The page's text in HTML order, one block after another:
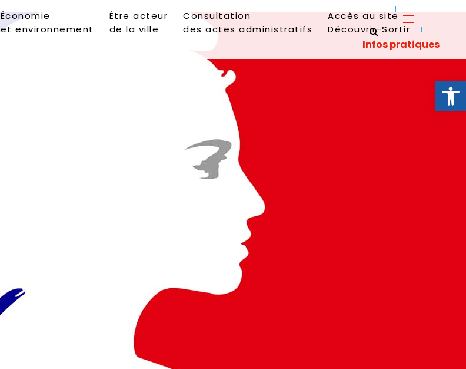
Ouvrir
Économie
et environnement
Être acteur
de la ville
Consultation
des actes administratifs
Accès au site
Découvrir-Sortir